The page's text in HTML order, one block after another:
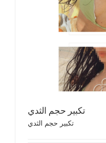
تكبير حجم الثدي
تكبير حجم الثدي